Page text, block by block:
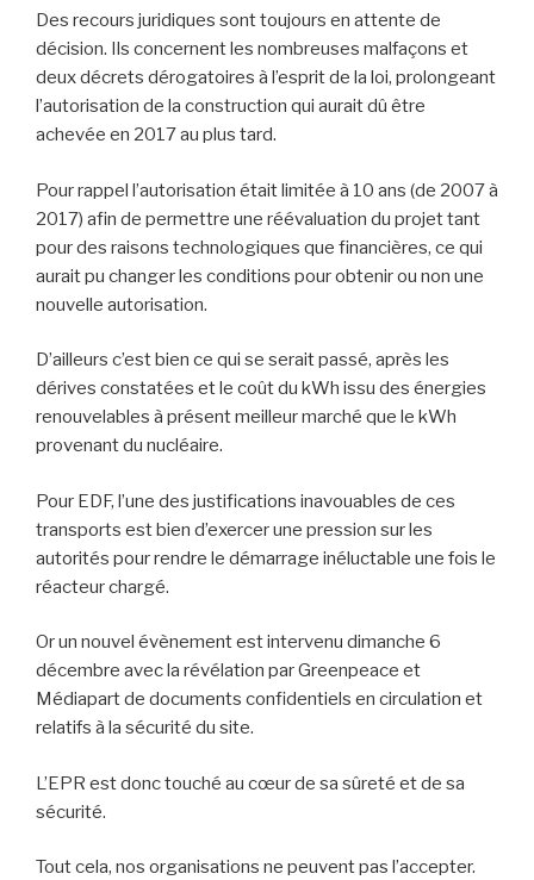
Des recours juridiques sont toujours en attente de
décision. Ils concernent les nombreuses malfaçons et
deux décrets dérogatoires à l’esprit de la loi, prolongeant
l’autorisation de la construction qui aurait dû être
achevée en 2017 au plus tard.
Pour rappel l’autorisation était limitée à 10 ans (de 2007 à
2017) afin de permettre une réévaluation du projet tant
pour des raisons technologiques que financières, ce qui
aurait pu changer les conditions pour obtenir ou non une
nouvelle autorisation.
D’ailleurs c’est bien ce qui se serait passé, après les
dérives constatées et le coût du kWh issu des énergies
renouvelables à présent meilleur marché que le kWh
provenant du nucléaire.
Pour EDF, l’une des justifications inavouables de ces
transports est bien d’exercer une pression sur les
autorités pour rendre le démarrage inéluctable une fois le
réacteur chargé.
Or un nouvel évènement est intervenu dimanche 6
décembre avec la révélation par Greenpeace et
Médiapart de documents confidentiels en circulation et
relatifs à la sécurité du site.
L’EPR est donc touché au cœur de sa sûreté et de sa
sécurité.
Tout cela, nos organisations ne peuvent pas l’accepter.